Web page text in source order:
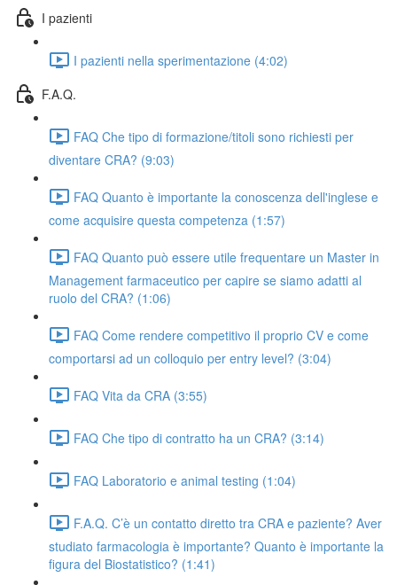
I pazienti
I pazienti nella sperimentazione (4:02)
F.A.Q.
FAQ Che tipo di formazione/titoli sono richiesti per
diventare CRA? (9:03)
FAQ Quanto è importante la conoscenza dell'inglese e
come acquisire questa competenza (1:57)
FAQ Quanto può essere utile frequentare un Master in
Management farmaceutico per capire se siamo adatti al
ruolo del CRA? (1:06)
FAQ Come rendere competitivo il proprio CV e come
comportarsi ad un colloquio per entry level? (3:04)
FAQ Vita da CRA (3:55)
FAQ Che tipo di contratto ha un CRA? (3:14)
FAQ Laboratorio e animal testing (1:04)
F.A.Q. C’è un contatto diretto tra CRA e paziente? Aver
studiato farmacologia è importante? Quanto è importante la
figura del Biostatistico? (1:41)